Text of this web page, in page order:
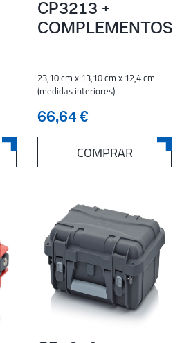
CP3213 +
COMPLEMENTOS
23,10 cm x 13,10 cm x 12,4 cm
(medidas interiores)
66,64 €
COMPRAR